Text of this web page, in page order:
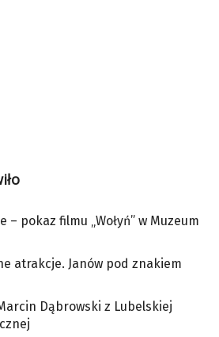
– pokaz filmu „Wołyń” w Muzeum
atrakcje. Janów pod znakiem
Dąbrowski z Lubelskiej